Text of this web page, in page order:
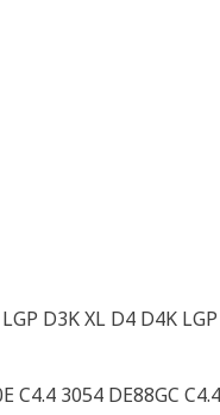
D3K XL D4 D4K
C4.4 3054 DE88GC